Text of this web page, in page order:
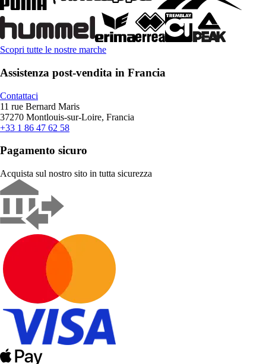
Scopri tutte le nostre marche
Assistenza post-vendita in Francia
Contattaci
11 rue Bernard Maris
37270 Montlouis-sur-Loire, Francia
+33 1 86 47 62 58
Pagamento sicuro
Acquista sul nostro sito in tutta sicurezza